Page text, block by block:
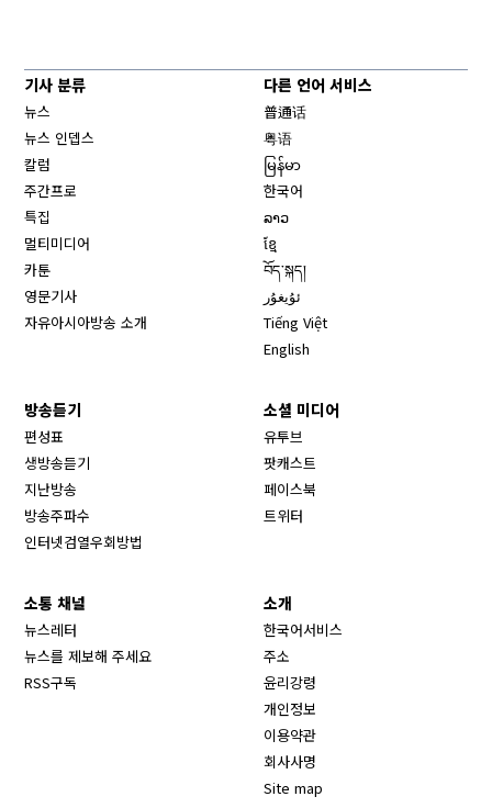
기사 분류
뉴스
뉴스 인뎁스
칼럼
주간프로
특집
멀티미디어
카툰
영문기사
자유아시아방송 소개
다른 언어 서비스
普通话
粤语
မြန်မာ
한국어
ລາວ
ខ្មែ
བོད་སྐད།
ئۇيغۇر
Tiếng Việt
English
방송듣기
편성표
생방송듣기
지난방송
방송주파수
인터넷검열우회방법
소셜 미디어
유투브
팟캐스트
페이스북
트위터
소통 채널
뉴스레터
뉴스를 제보해 주세요
RSS구독
소개
한국어서비스
주소
윤리강령
개인정보
이용약관
회사사명
Site map